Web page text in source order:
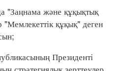
және құқықтық
"Мемлекеттік құқық" деген
Президенті